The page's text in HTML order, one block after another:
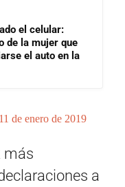
el celular:
de la mujer que
el auto en la
11 de enero de 2019
más
a